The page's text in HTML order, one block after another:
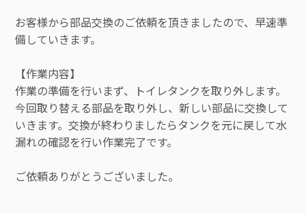
お客様から部品交換のご依頼を頂きましたので、早速準
備していきます。
【作業内容】
作業の準備を行いまず、トイレタンクを取り外します。
今回取り替える部品を取り外し、新しい部品に交換して
いきます。交換が終わりましたらタンクを元に戻して水
漏れの確認を行い作業完了です。
ご依頼ありがとうございました。